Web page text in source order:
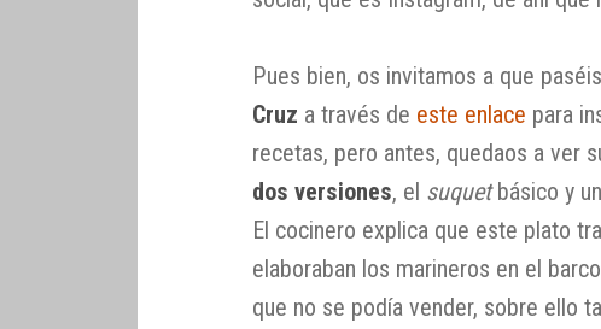
Pues bien, os invitamos a que
Cruz a través de este enlace para
recetas, pero antes, quedaos a ver
dos versiones, el suquetbásico y un
El cocinero explica que este plato
elaboraban los marineros en el
que no se podía vender, sobre ello